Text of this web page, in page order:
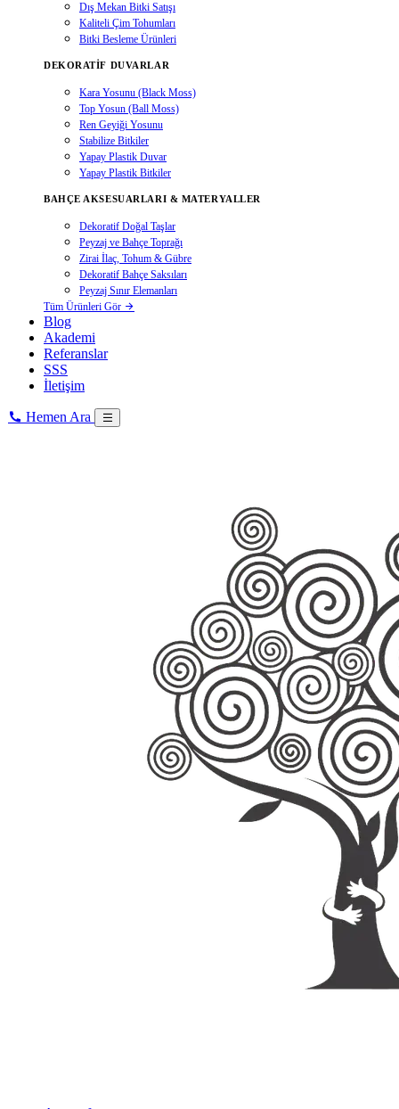
Dış Mekan Bitki Satışı
Kaliteli Çim Tohumları
Bitki Besleme Ürünleri
DEKORATIF DUVARLAR
Kara Yosunu (Black Moss)
Top Yosun (Ball Moss)
Ren Geyiği Yosunu
Stabilize Bitkiler
Yapay Plastik Duvar
Yapay Plastik Bitkiler
BAHÇE AKSESUARLARI & MATERYALLER
Dekoratif Doğal Taşlar
Peyzaj ve Bahçe Toprağı
Zirai İlaç, Tohum & Gübre
Dekoratif Bahçe Saksıları
Peyzaj Sınır Elemanları
Tüm Ürünleri Gör
Blog
Akademi
Referanslar
SSS
İletişim
Hemen Ara